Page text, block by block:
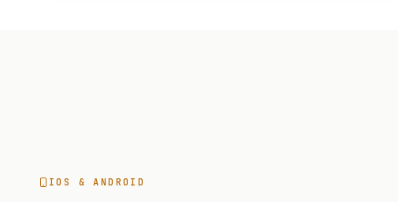
IOS & ANDROID